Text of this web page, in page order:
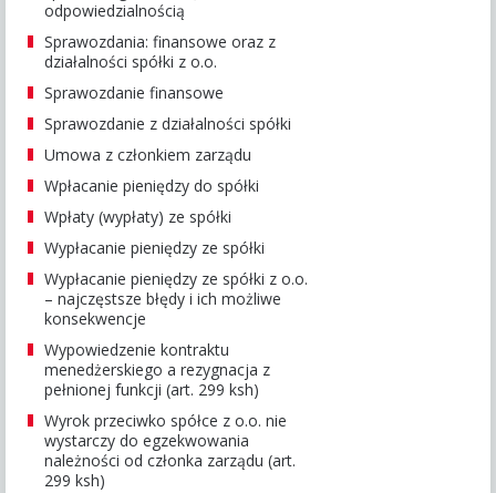
odpowiedzialnością
Sprawozdania: finansowe oraz z
działalności spółki z o.o.
Sprawozdanie finansowe
Sprawozdanie z działalności spółki
Umowa z członkiem zarządu
Wpłacanie pieniędzy do spółki
Wpłaty (wypłaty) ze spółki
Wypłacanie pieniędzy ze spółki
Wypłacanie pieniędzy ze spółki z o.o.
– najczęstsze błędy i ich możliwe
konsekwencje
Wypowiedzenie kontraktu
menedżerskiego a rezygnacja z
pełnionej funkcji (art. 299 ksh)
Wyrok przeciwko spółce z o.o. nie
wystarczy do egzekwowania
należności od członka zarządu (art.
299 ksh)